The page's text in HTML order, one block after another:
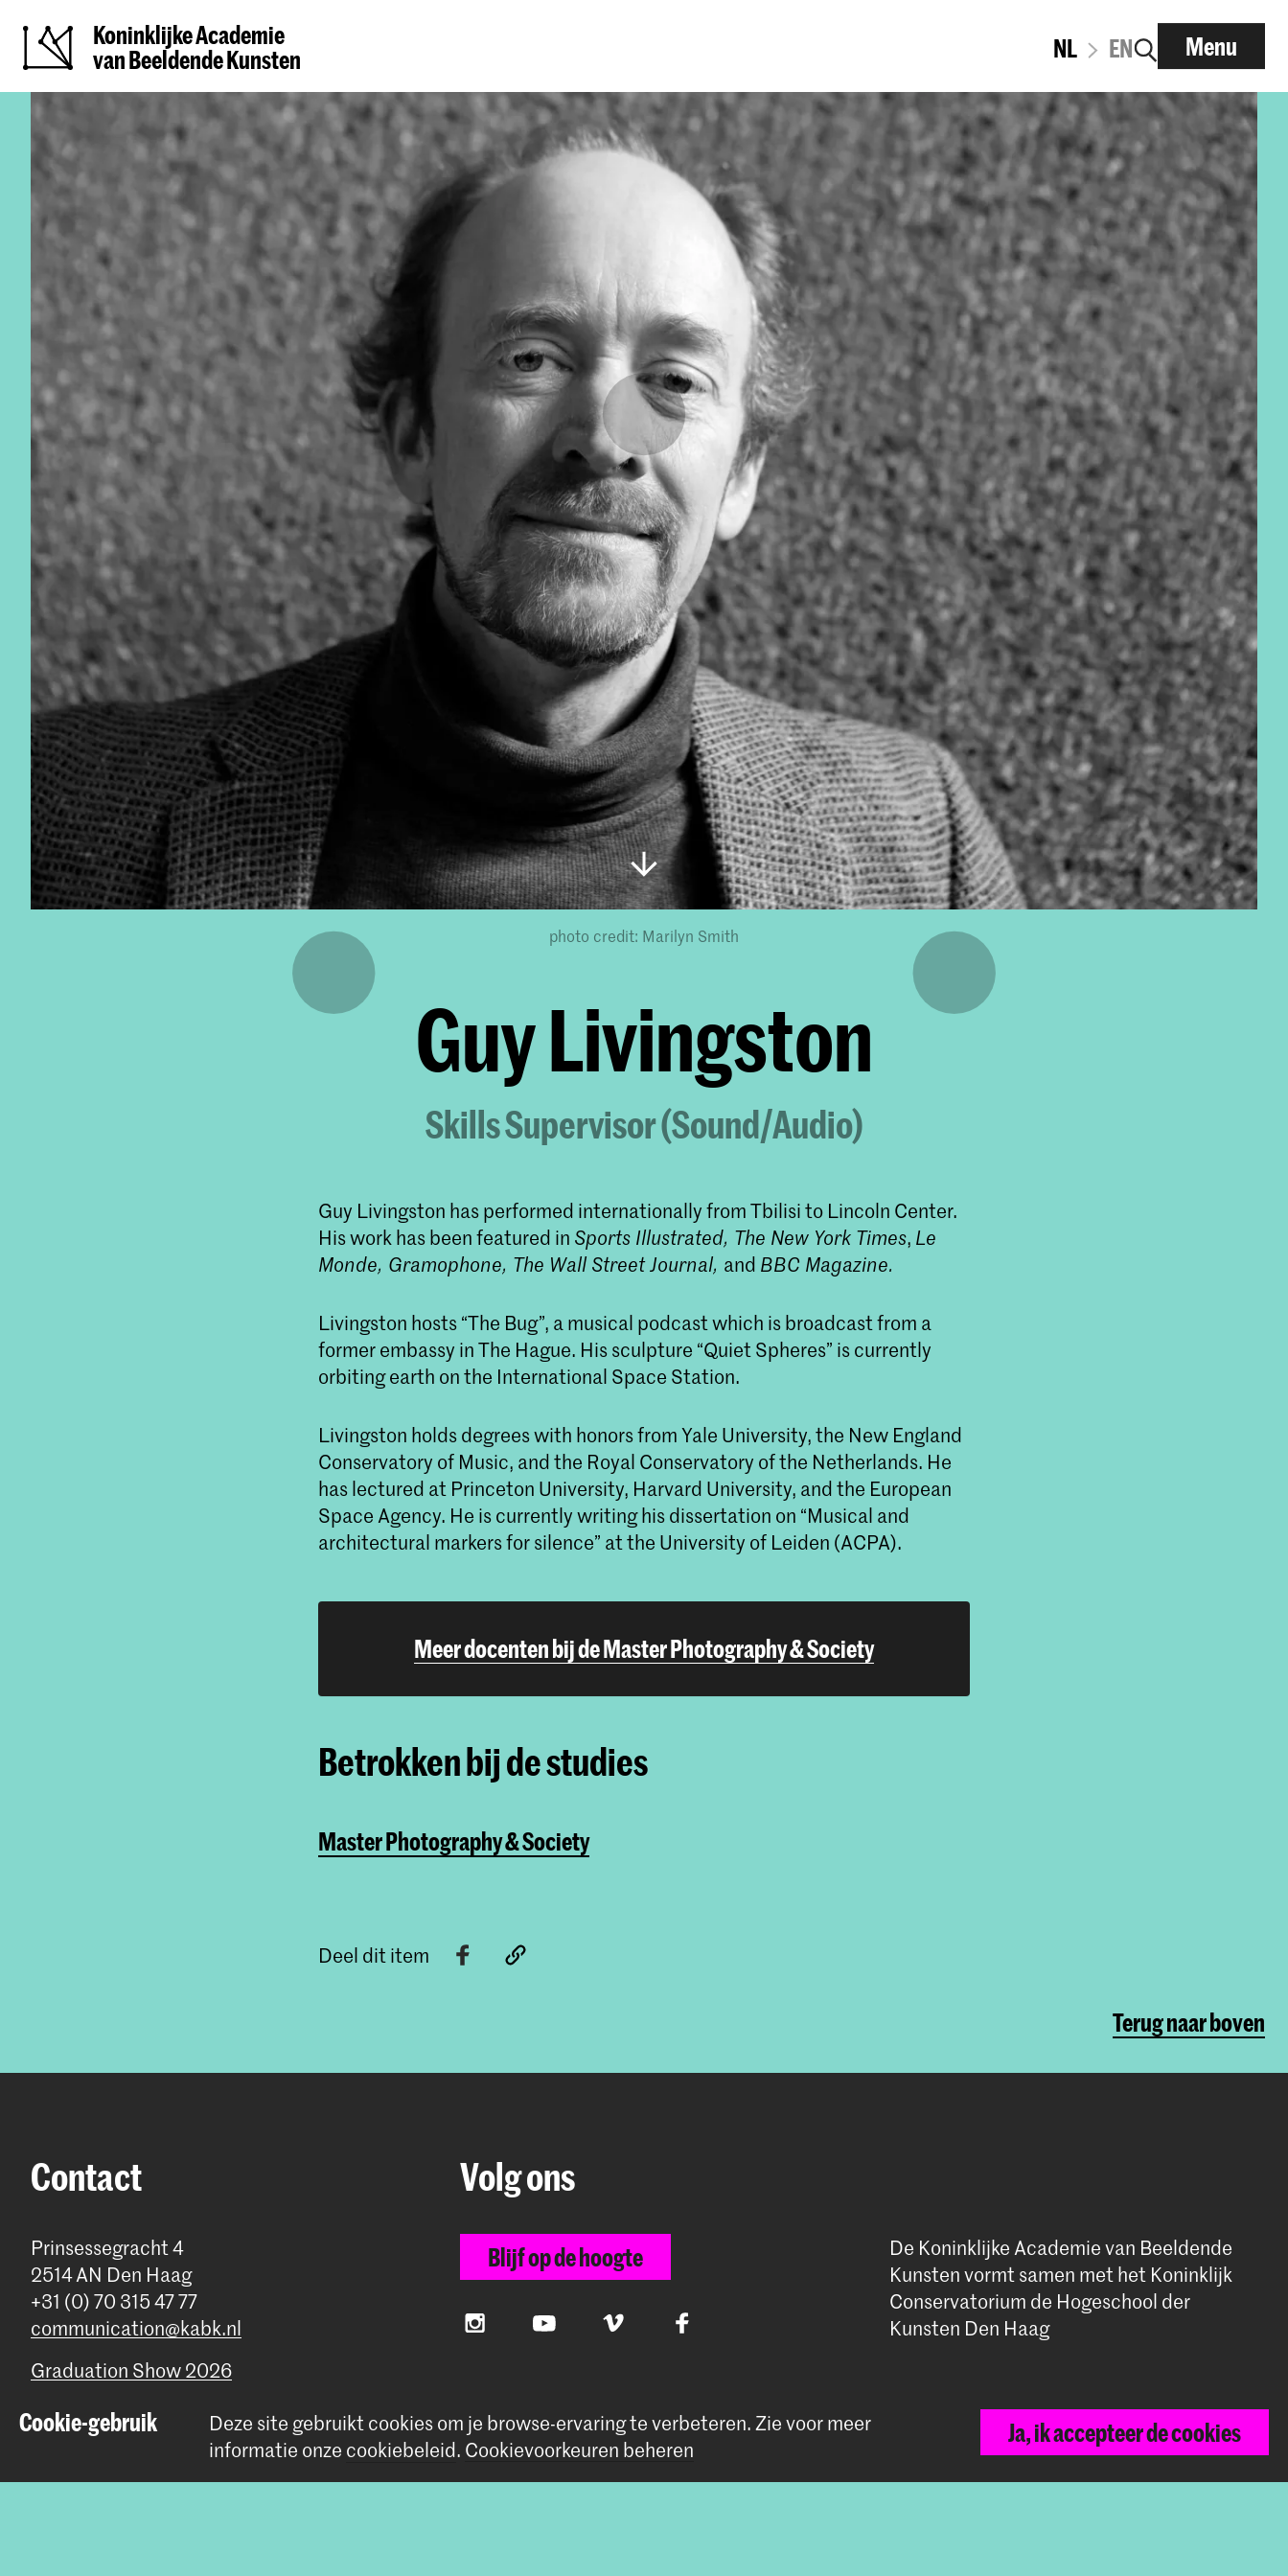
Koninklijke Academie
van Beeldende Kunsten
NL EN Menu
photo credit: Marilyn Smith
Guy Livingston
Skills Supervisor (Sound/Audio)
Guy Livingston has performed internationally from Tbilisi to Lincoln Center.
His work has been featured in Sports Illustrated, The New York Times, Le
Monde, Gramophone, The Wall Street Journal, and BBC Magazine.
Livingston hosts “The Bug”, a musical podcast which is broadcast from a
former embassy in The Hague. His sculpture “Quiet Spheres” is currently
orbiting earth on the International Space Station.
Livingston holds degrees with honors from Yale University, the New England
Conservatory of Music, and the Royal Conservatory of the Netherlands. He
has lectured at Princeton University, Harvard University, and the European
Space Agency. He is currently writing his dissertation on “Musical and
architectural markers for silence” at the University of Leiden (ACPA).
Meer docenten bij de Master Photography & Society
Betrokken bij de studies
Master Photography & Society
Deel dit item
Terug naar boven
Contact
Prinsessegracht 4
2514 AN Den Haag
+31 (0) 70 315 47 77
communication@kabk.nl
Graduation Show 2026
Werken bij de KABK
Volg ons
Blijf op de hoogte
InstagramYouTube Vimeo Facebook
De Koninklijke Academie van Beeldende
Kunsten vormt samen met het Koninklijk
Conservatorium de Hogeschool der
Kunsten Den Haag
Cookie-gebruik Deze site gebruikt cookies om je browse-ervaring te verbeteren.Zie voor meer
informatie onze cookiebeleid. Cookievoorkeuren beheren
Ja, ik accepteer de cookies